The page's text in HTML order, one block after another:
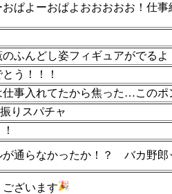
ぱよーおぱよおおおおお！仕
ふんどし姿フィギュアがでるよ
う！！！
仕事入れてたから焦った…この
りスパチャ
通らなかったか！？ バカ野郎
ざいます